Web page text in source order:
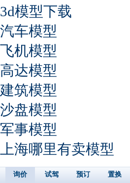
3d模型下载
汽车模型
飞机模型
高达模型
建筑模型
沙盘模型
军事模型
上海哪里有卖模型
询价 试驾 预订 置换